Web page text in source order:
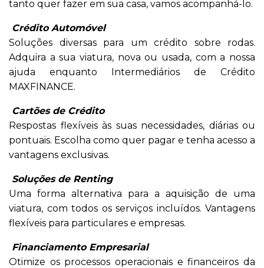
tanto quer fazer em sua casa, vamos acompanhá-lo.
Crédito Automóvel
Soluções diversas para um crédito sobre rodas.
Adquira a sua viatura, nova ou usada, com a nossa
ajuda enquanto Intermediários de Crédito
MAXFINANCE.
Cartões de Crédito
Respostas flexíveis às suas necessidades, diárias ou
pontuais. Escolha como quer pagar e tenha acesso a
vantagens exclusivas.
Soluções de Renting
Uma forma alternativa para a aquisição de uma
viatura, com todos os serviços incluídos. Vantagens
flexíveis para particulares e empresas.
Financiamento Empresarial
Otimize os processos operacionais e financeiros da